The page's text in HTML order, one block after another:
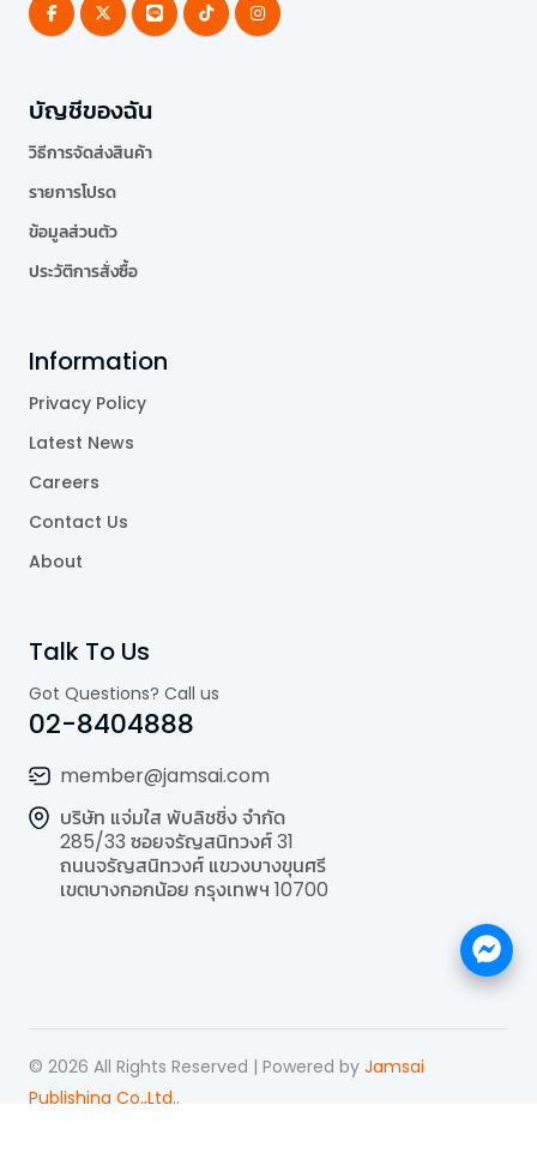
บัญชีของฉัน
วิธีการจัดส่งสินค้า
รายการโปรด
ข้อมูลส่วนตัว
ประวัติการสั่งซื้อ
Information
Privacy Policy
Latest News
Careers
Contact Us
About
Talk To Us
Got Questions? Call us
02-8404888
member@jamsai.com
บริษัท แจ่มใส พับลิชชิ่ง จำกัด
285/33 ซอยจรัญสนิทวงศ์ 31
ถนนจรัญสนิทวงศ์ แขวงบางขุนศรี
เขตบางกอกน้อย กรุงเทพฯ 10700
© 2026 All Rights Reserved | Powered by Jamsai
Publishing Co.,Ltd..